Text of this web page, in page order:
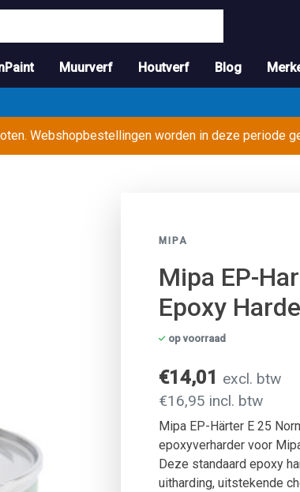
Muurverf Houtverf Blog
Webshopbestellingen worden in deze periode
MIPA
Mipa EP-
Epoxy
op voorraad
€14,01 excl. btw
€16,95 incl. btw
Mipa EP-Härter E 25
epoxyverharder voor
Deze standaard epoxy
uitharding, uitstekende